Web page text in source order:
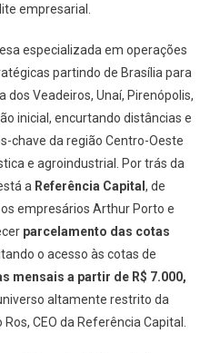
empresarial.
especializada em operações
partindo de Brasília para
dos Veadeiros, Unaí, Pirenópolis,
inicial, encurtando distâncias e
chave da região Centro-Oeste
e agroindustrial. Por trás da
a Referência Capital , de
empresários Arthur Porto e
parcelamento das cotas
o acesso às cotas de
mensais a partir de R$ 7.000,
altamente restrito da
CEO da Referência Capital.